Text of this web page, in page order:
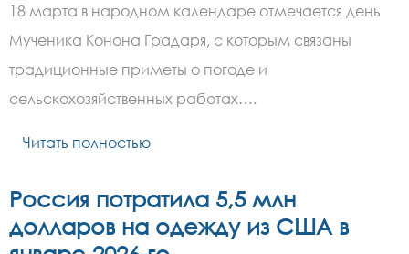
Конона
Градаря
18
марта
предсказывает
погоду
18 марта в народном календаре отмечается день
Мученика Конона Градаря, с которым связаны
традиционные приметы о погоде и
сельскохозяйственных работах….
Читать полностью
Россия потратила 5,5 млн
долларов на одежду из США в